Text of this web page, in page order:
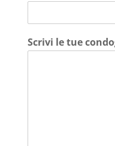
Scrivi le tue